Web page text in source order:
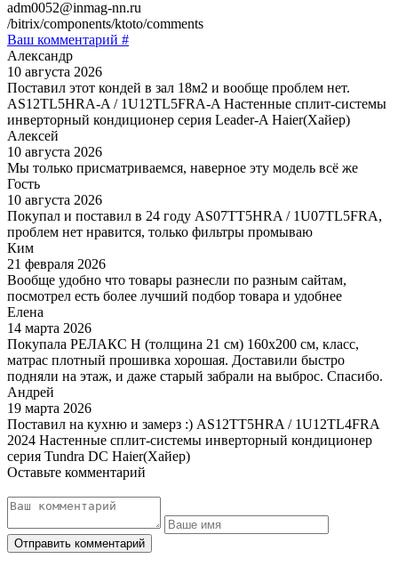
adm0052@inmag-nn.ru
/bitrix/components/ktoto/comments
Ваш комментарий #
Александр
10 августа 2026
Поставил этот кондей в зал 18м2 и вообще проблем нет.
AS12TL5HRA-A / 1U12TL5FRA-A Настенные сплит-системы
инверторный кондиционер серия Leader-A Haier(Хайер)
Алексей
10 августа 2026
Мы только присматриваемся, наверное эту модель всё же
Гость
10 августа 2026
Покупал и поставил в 24 году AS07TT5HRA / 1U07TL5FRA,
проблем нет нравится, только фильтры промываю
Ким
21 февраля 2026
Вообще удобно что товары разнесли по разным сайтам,
посмотрел есть более лучший подбор товара и удобнее
Елена
14 марта 2026
Покупала РЕЛАКС Н (толщина 21 см) 160х200 см, класс,
матрас плотный прошивка хорошая. Доставили быстро
подняли на этаж, и даже старый забрали на выброс. Спасибо.
Андрей
19 марта 2026
Поставил на кухню и замерз :) AS12TT5HRA / 1U12TL4FRA
2024 Настенные сплит-системы инверторный кондиционер
серия Tundra DC Haier(Хайер)
Оставьте комментарий